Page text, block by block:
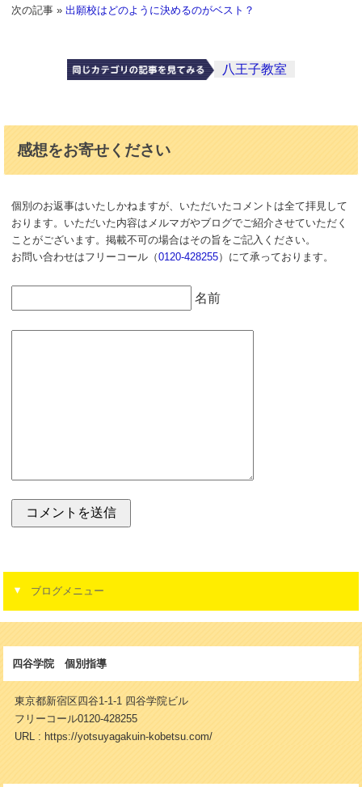
次の記事 »出願校はどのように決めるのがベスト？
八王子教室
感想をお寄せください
個別のお返事はいたしかねますが、いただいたコメントは全て拝見して
おります。いただいた内容はメルマガやブログでご紹介させていただく
ことがございます。掲載不可の場合はその旨をご記入ください。
お問い合わせはフリーコール（0120-428255）にて承っております。
名前
ブログメニュー
四谷学院 個別指導
東京都新宿区四谷1-1-1 四谷学院ビル
フリーコール0120-428255
URL : https://yotsuyagakuin-kobetsu.com/